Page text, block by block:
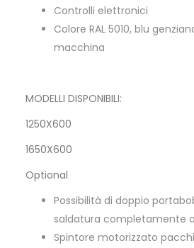
Controlli elettronici
Colore RAL 5010, blu
macchina
MODELLI DISPONIBILI:
1250X600
1650X600
Optional
Possibilità di doppio
saldatura completamente
Spintore motorizzato pacchi